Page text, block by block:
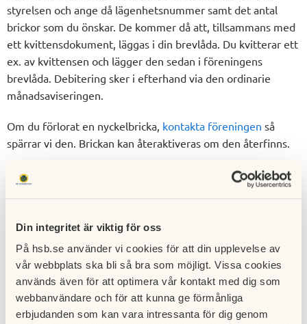
Din integritet är viktig för oss
På hsb.se använder vi cookies för att din upplevelse av
vår webbplats ska bli så bra som möjligt. Vissa cookies
används även för att optimera vår kontakt med dig som
webbanvändare och för att kunna ge förmånliga
erbjudanden som kan vara intressanta för dig genom
styrelsen och ange då lägenhetsnummer samt det antal
brickor som du önskar. De kommer då att, tillsammans med
ett kvittensdokument, läggas i din brevlåda. Du kvitterar ett
ex. av kvittensen och lägger den sedan i föreningens
brevlåda. Debitering sker i efterhand via den ordinarie
månadsaviseringen.
Om du förlorat en nyckelbricka, kontakta föreningen så
spärrar vi den. Brickan kan återaktiveras om den återfinns.
Öppna porten med din mobiltelefon,
Anmäl ditt telefonnummer till portregistret så kan du
enkelt släppa in besökare och även dig själv via din
mobiltelefon. Vill du vara med i registret, kontakta
föreningenoch lämna ditt lägenhetsnummer, namn och
mobilnummer.